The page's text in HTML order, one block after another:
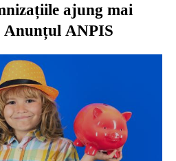
ajung mai
Anunțul ANPIS